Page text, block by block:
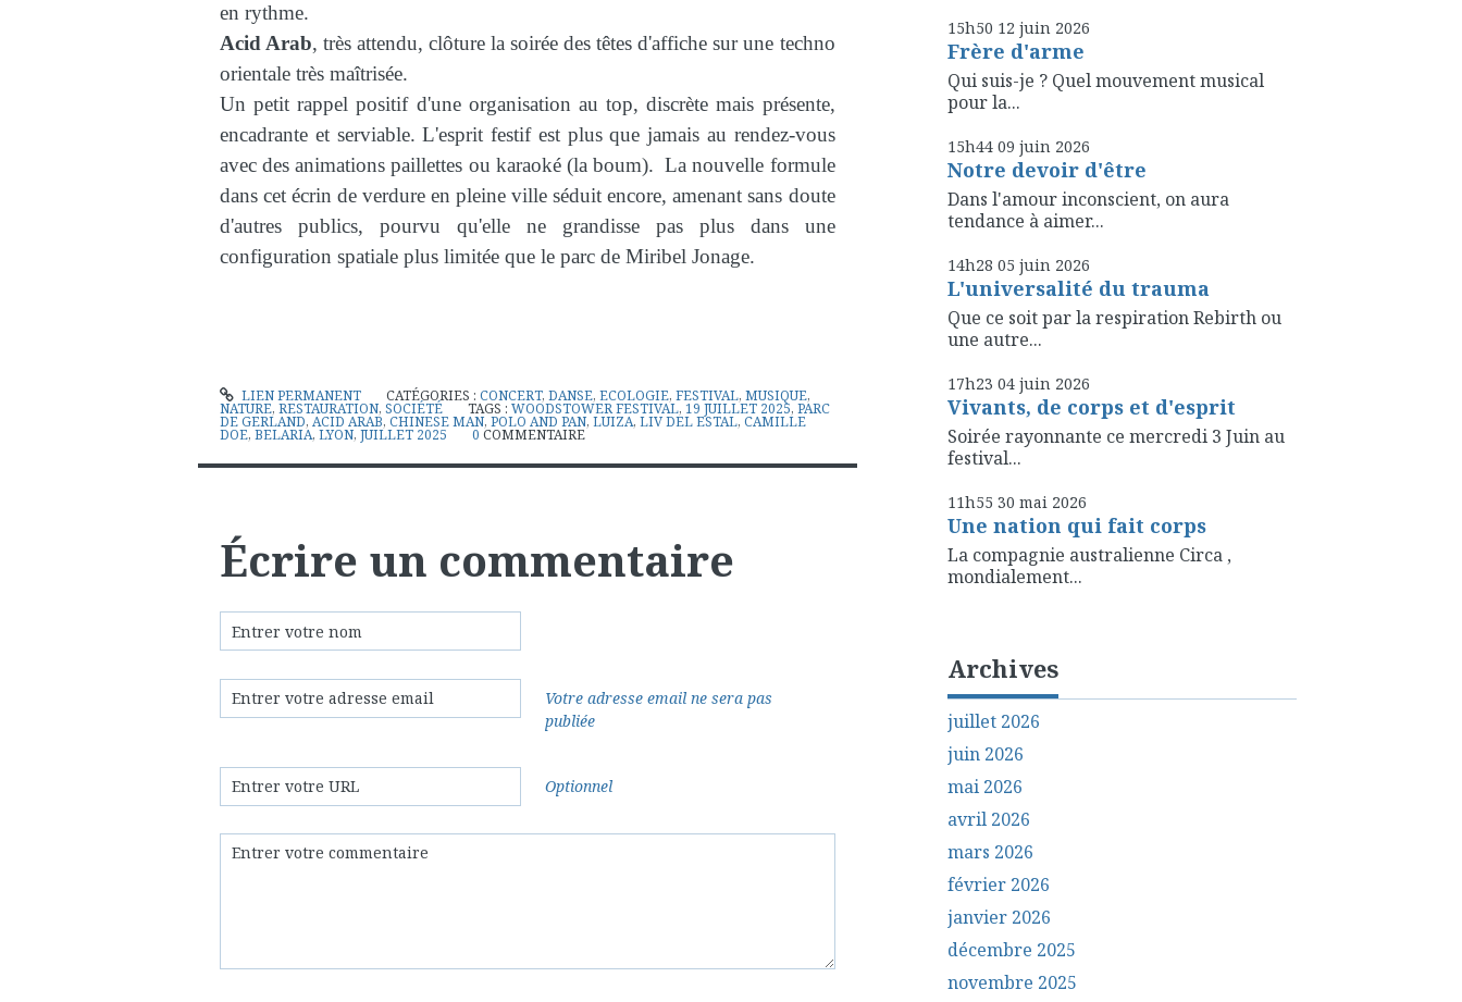
en rythme.
Acid Arab, très attendu, clôture la soirée des têtes d'affiche sur une techno
orientale très maîtrisée.
Un petit rappel positif d'une organisation au top, discrète mais présente,
encadrante et serviable.L'esprit festif est plus que jamais au rendez-vous
avec des animations paillettes ou karaoké (la boum). La nouvelle formule
dans cet écrin de verdure en pleine ville séduit encore, amenant sans doute
d'autres publics, pourvu qu'elle ne grandisse pas plus dans une
configuration spatiale plus limitée que le parc de Miribel Jonage.
LIEN PERMANENT CATÉGORIES :CONCERT,DANSE,ECOLOGIE,FESTIVAL,MUSIQUE,
NATURE, RESTAURATION, SOCIÉTÉ TAGS : WOODSTOWER FESTIVAL, 19 JUILLET 2025, PARC
DE GERLAND, ACID ARAB, CHINESE MAN, POLO AND PAN, LUIZA, LIV DEL ESTAL, CAMILLE
DOE, BELARIA, LYON, JUILLET 2025 0 COMMENTAIRE
Écrire un commentaire
Votre adresse email ne sera pas
publiée
Optionnel
15h50 12 juin 2026
Frère d'arme
Qui suis-je ? Quel mouvement musical
pour la...
15h44 09 juin 2026
Notre devoir d'être
Dans l'amour inconscient, on aura
tendance à aimer...
14h28 05 juin 2026
L'universalité du trauma
Que ce soit par la respiration Rebirth ou
une autre...
17h23 04 juin 2026
Vivants, de corps et d'esprit
Soirée rayonnante ce mercredi 3 Juin au
festival...
11h55 30 mai 2026
Une nation qui fait corps
La compagnie australienne Circa ,
mondialement...
Archives
juillet 2026
juin 2026
mai 2026
avril 2026
mars 2026
février 2026
janvier 2026
décembre 2025
novembre 2025